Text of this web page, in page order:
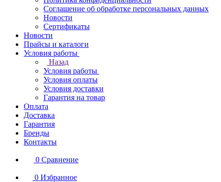
Соглашение об обработке персональных данных
Новости
Сертификаты
Новости
Прайсы и каталоги
Условия работы
Назад
Условия работы
Условия оплаты
Условия доставки
Гарантия на товар
Оплата
Доставка
Гарантия
Бренды
Контакты
0 Сравнение
0 Избранное